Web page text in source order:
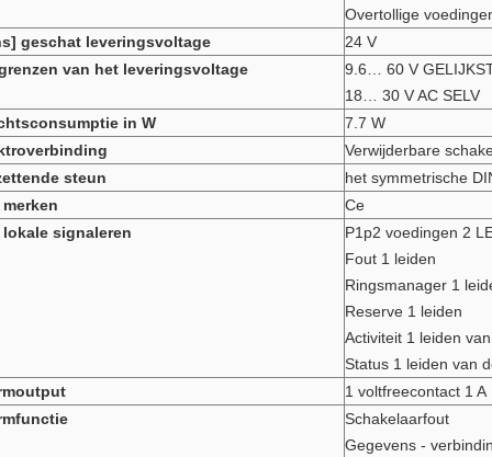
Overtollige
geschat leveringsvoltage
24 V
van het leveringsvoltage
9.6… 60 V
18… 30 V AC SELV
in W
7.7 W
Verwijderbare
steun
het symmetrische
Ce
signaleren
P1p2 voedingen 2
Fout 1 leiden
Ringsmanager 1
Reserve 1 leiden
Activiteit 1 leiden
Status 1 leiden van
1 voltfreecontact 1 A
Schakelaarfout
Gegevens -